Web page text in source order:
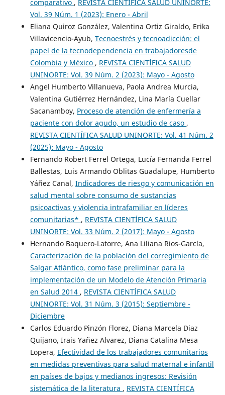
comparativo , REVISTA CIENTÍFICA SALUD UNINORTE:
Vol. 39 Núm. 1 (2023): Enero - Abril
Eliana Quiroz González, Valentina Ortiz Giraldo, Erika
Villavicencio-Ayub, Tecnoestrés y tecnoadicción: el
papel de la tecnodependencia en trabajadoresde
Colombia y México , REVISTA CIENTÍFICA SALUD
UNINORTE: Vol. 39 Núm. 2 (2023): Mayo - Agosto
Angel Humberto Villanueva, Paola Andrea Murcia,
Valentina Gutiérrez Hernández, Lina María Cuellar
Sacanamboy, Proceso de atención de enfermería a
paciente con dolor agudo, un estudio de caso ,
REVISTA CIENTÍFICA SALUD UNINORTE: Vol. 41 Núm. 2
(2025): Mayo - Agosto
Fernando Robert Ferrel Ortega, Lucía Fernanda Ferrel
Ballestas, Luis Armando Oblitas Guadalupe, Humberto
Yáñez Canal, Indicadores de riesgo y comunicación en
salud mental sobre consumo de sustancias
psicoactivas y violencia intrafamiliar en líderes
comunitarias* , REVISTA CIENTÍFICA SALUD
UNINORTE: Vol. 33 Núm. 2 (2017): Mayo - Agosto
Hernando Baquero-Latorre, Ana Liliana Rios-García,
Caracterización de la población del corregimiento de
Salgar Atlántico, como fase preliminar para la
implementación de un Modelo de Atención Primaria
en Salud 2014 , REVISTA CIENTÍFICA SALUD
UNINORTE: Vol. 31 Núm. 3 (2015): Septiembre -
Diciembre
Carlos Eduardo Pinzón Florez, Diana Marcela Diaz
Quijano, Irais Yañez Alvarez, Diana Catalina Mesa
Lopera, Efectividad de los trabajadores comunitarios
en medidas preventivas para salud maternal e infantil
en países de bajos y medianos ingresos: Revisión
sistemática de la literatura , REVISTA CIENTÍFICA